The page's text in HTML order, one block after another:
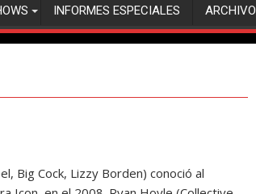
INFORMES ESPECIALES ARCHIVO
Big Cock, Lizzy Borden) conoció al